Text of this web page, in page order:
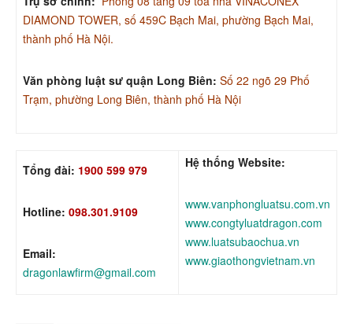
DIAMOND TOWER, số 459C Bạch Mai, phường Bạch Mai,
thành phố Hà Nội.
Văn phòng luật sư quận Long Biên: Số 22 ngõ 29 Phố
Trạm, phường Long Biên, thành phố Hà Nội
Tổng đài: 1900 599 979
Hotline: 098.301.9109
Email:
dragonlawfirm@gmail.com
Hệ thống Website:
www.vanphongluatsu.com.vn
www.congtyluatdragon.com
www.luatsubaochua.vn
www.giaothongvietnam.vn